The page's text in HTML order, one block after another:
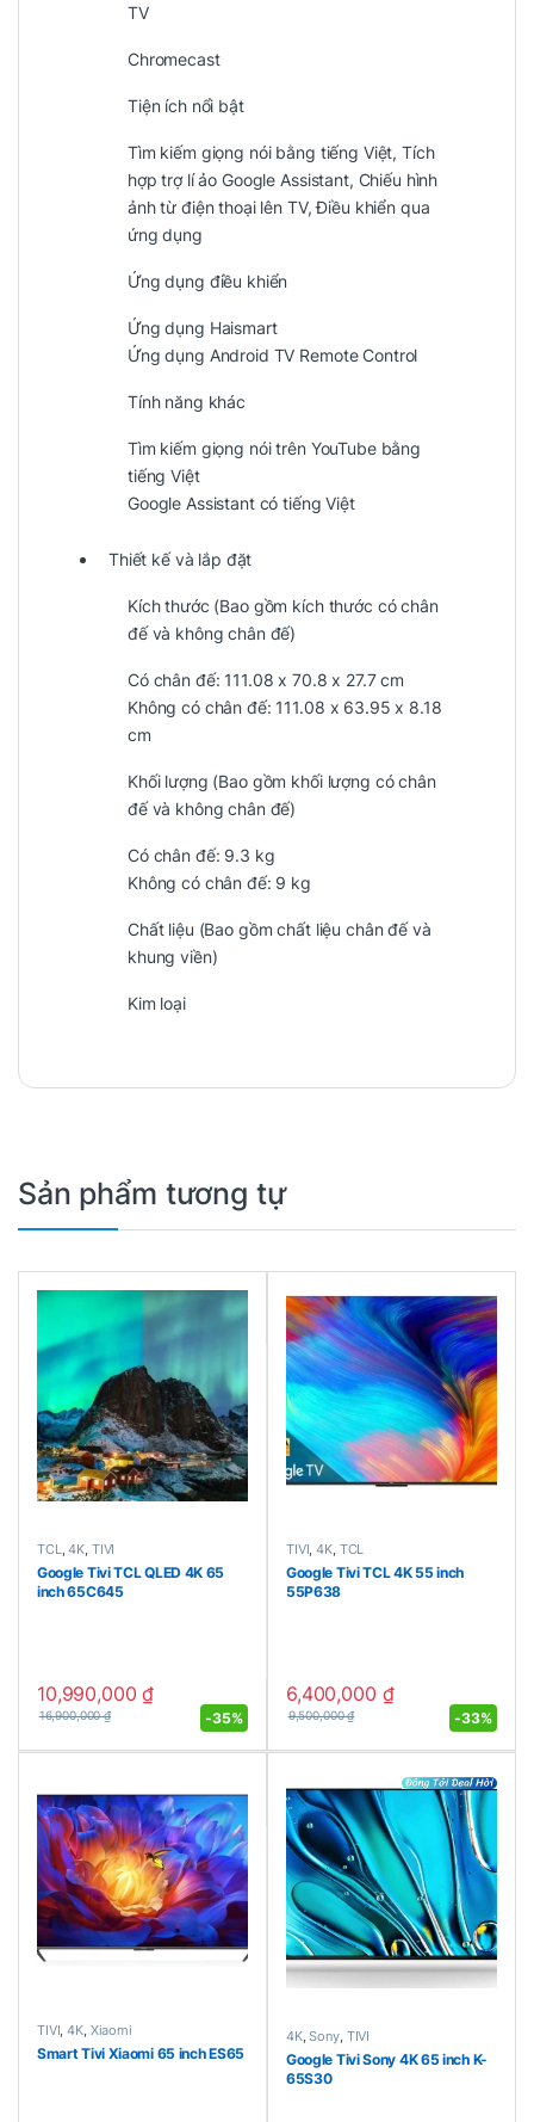
TV
Chromecast
Tiện ích nổi bật
Tìm kiếm giọng nói bằng tiếng Việt, Tích
hợp trợ lí ảo Google Assistant, Chiếu hình
ảnh từ điện thoại lên TV, Điều khiển qua
ứng dụng
Ứng dụng điều khiển
Ứng dụng Haismart
Ứng dụng Android TV Remote Control
Tính năng khác
Tìm kiếm giọng nói trên YouTube bằng
tiếng Việt
Google Assistant có tiếng Việt
Thiết kế và lắp đặt
Kích thước (Bao gồm kích thước có chân
đế và không chân đế)
Có chân đế: 111.08 x 70.8 x 27.7 cm
Không có chân đế: 111.08 x 63.95 x 8.18
cm
Khối lượng (Bao gồm khối lượng có chân
đế và không chân đế)
Có chân đế: 9.3 kg
Không có chân đế: 9 kg
Chất liệu (Bao gồm chất liệu chân đế và
khung viền)
Kim loại
Sản phẩm tương tự
TCL,4K, TIVI
Google Tivi TCL QLED 4K 65
inch 65C645
10,990,000₫
16,900,000₫ -35%
TIVI,4K, TCL
Google Tivi TCL 4K 55 inch
55P638
6,400,000 ₫
9,500,000₫ -33%
TIVI,4K, Xiaomi
Smart Tivi Xiaomi 65 inch ES65
4K,Sony, TIVI
Google Tivi Sony 4K 65 inch K-
65S30